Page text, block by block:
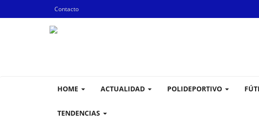
Contacto
HOME ACTUALIDAD POLIDEPORTIVO
TENDENCIAS